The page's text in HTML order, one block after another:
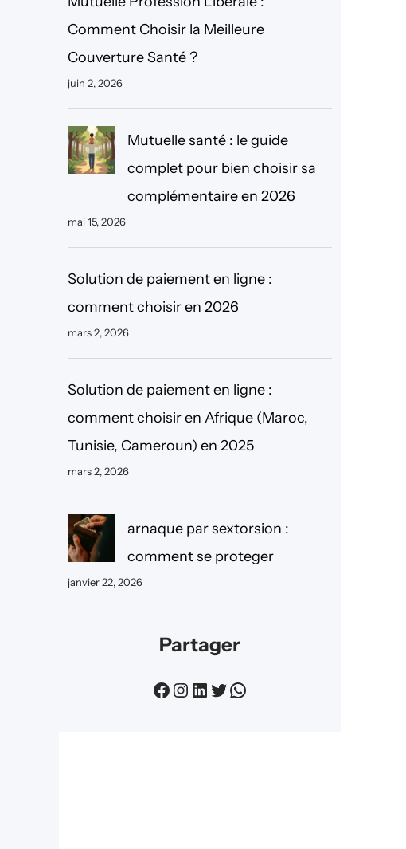
r
c
h
e
r
Comment Choisir la Meilleure
Couverture Santé ?
juin 2, 2026
Mutuelle santé : le guide
complet pour bien choisir sa
complémentaire en 2026
mai 15, 2026
Solution de paiement en ligne :
comment choisir en 2026
mars 2, 2026
Solution de paiement en ligne :
comment choisir en Afrique (Maroc,
Tunisie, Cameroun) en 2025
mars 2, 2026
arnaque par sextorsion :
comment se proteger
janvier 22, 2026
Partager
Facebook Instagram LinkedIn Twitter WhatsApp